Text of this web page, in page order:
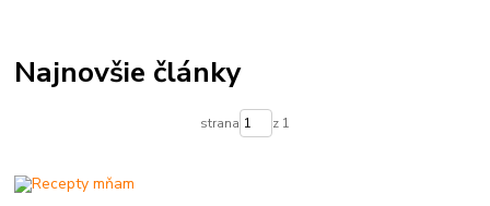
Najnovšie články
strana z 1